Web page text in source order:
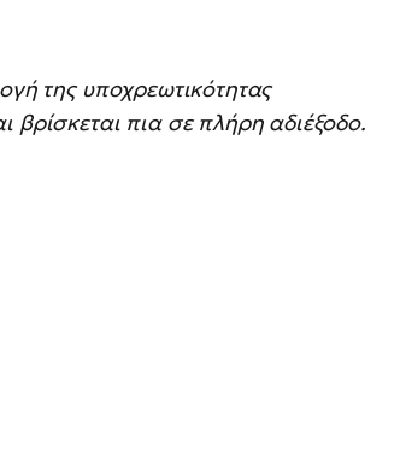
της υποχρεωτικότητας
βρίσκεται πια σε πλήρη αδιέξοδο.